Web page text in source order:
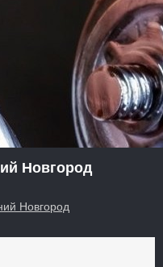
Новгород
Новгород